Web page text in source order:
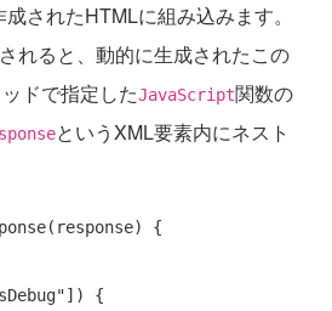
されたHTMLに組み込みます。
れると、動的に生成されたこの
ドで指定したJavaScript関数の
というXML要素内にネスト
{
]) {